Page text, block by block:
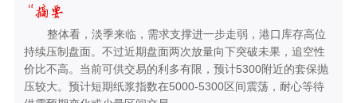
整体看，淡季来临，需求支撑进一步走弱，港口库存高位
持续压制盘面。不过近期盘面两次放量向下突破未果，追空性
价比不高。当前可供交易的利多有限，预计5300附近的套保抛
压较大。预计短期纸浆指数在5000-5300区间震荡，耐心等待